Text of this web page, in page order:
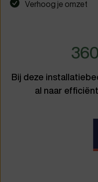
Verhoog je omzet
Bij deze
al naar